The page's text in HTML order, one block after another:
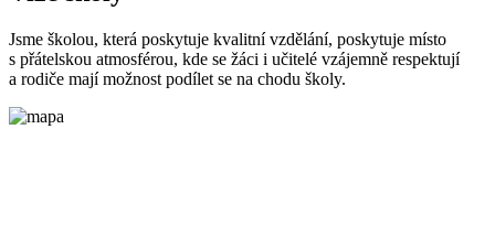
Jsme školou, která poskytuje kvalitní vzdělání, poskytuje místo
s přátelskou atmosférou, kde se žáci i učitelé vzájemně respektují
a rodiče mají možnost podílet se na chodu školy.